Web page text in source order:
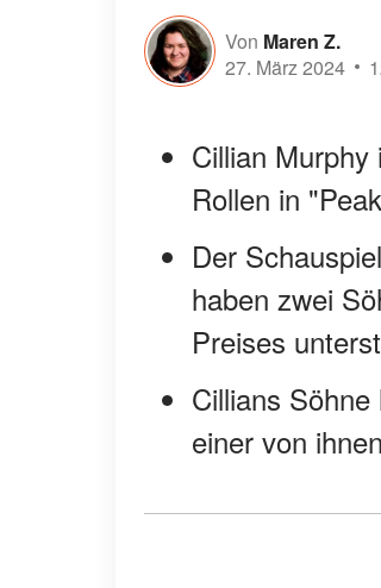
Von Maren Z.
27. März 2024
Cillian
Rollen in
Der
haben zwei
Preises
Cillians
einer von